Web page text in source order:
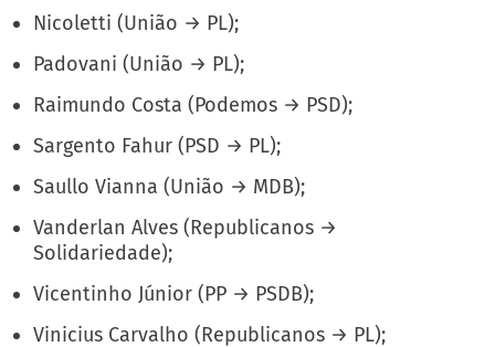
Nicoletti (União → PL);
Padovani (União → PL);
Raimundo Costa (Podemos → PSD);
Sargento Fahur (PSD → PL);
Saullo Vianna (União → MDB);
Vanderlan Alves (Republicanos →
Solidariedade);
Vicentinho Júnior (PP → PSDB);
Vinicius Carvalho (Republicanos → PL);